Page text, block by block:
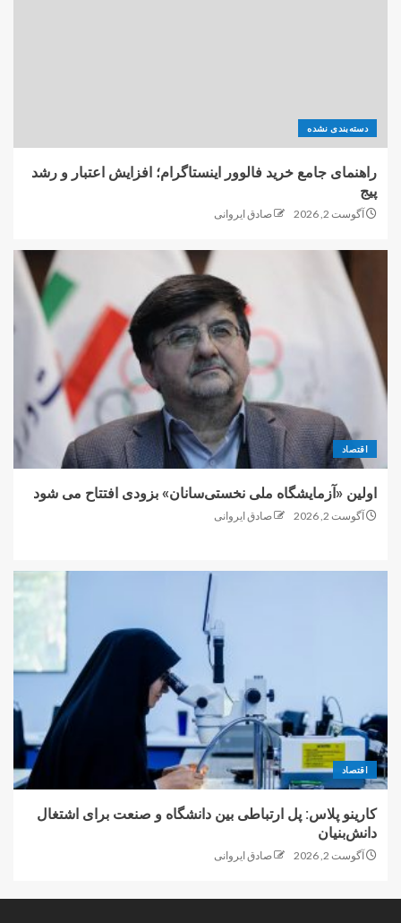
دسته‌بندی نشده
راهنمای جامع خرید فالوور اینستاگرام؛ افزایش اعتبار و رشد
پیج
آگوست 2, 2026 صادق ایروانی
اقتصاد
اولین «آزمایشگاه ملی نخستی‌سانان» بزودی افتتاح می شود
آگوست 2, 2026 صادق ایروانی
اقتصاد
کارینو پلاس: پل ارتباطی بین دانشگاه و صنعت برای اشتغال
دانش‌بنیان
آگوست 2, 2026 صادق ایروانی